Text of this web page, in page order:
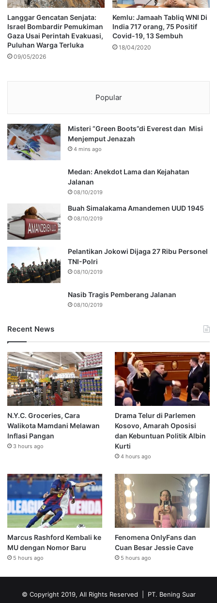
Langgar Gencatan Senjata:
Israel Bombardir Pemukiman
Gaza Usai Perintah Evakuasi,
Puluhan Warga Terluka
09/05/2026
Kemlu: Jamaah Tabliq WNI Di
India 717 orang, 75 Positif
Covid-19, 13 Sembuh
18/04/2020
Popular
Misteri “Green Boots”di Everest dan Misi
Menjemput Jenazah
4 mins ago
Medan: Anekdot Lama dan Kejahatan
Jalanan
08/10/2019
Buah Simalakama Amandemen UUD 1945
08/10/2019
Pelantikan Jokowi Dijaga 27 Ribu Personel
TNI-Polri
08/10/2019
Nasib Tragis Pemberang Jalanan
08/10/2019
Recent News
N.Y.C. Groceries, Cara
Walikota Mamdani Melawan
Inflasi Pangan
3 hours ago
Drama Telur di Parlemen
Kosovo, Amarah Oposisi
dan Kebuntuan Politik Albin
Kurti
4 hours ago
Marcus Rashford Kembali ke
MU dengan Nomor Baru
5 hours ago
Fenomena OnlyFans dan
Cuan Besar Jessie Cave
5 hours ago
© Copyright 2019, All Rights Reserved | PT. Bening Suar